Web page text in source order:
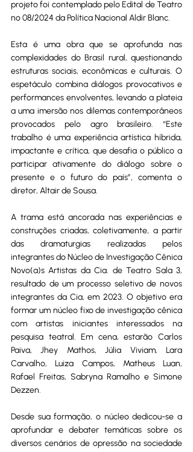
projeto foi contemplado pelo Edital de Teatro
nº 08/2024 da Política Nacional Aldir Blanc.
Esta é uma obra que se aprofunda nas
complexidades do Brasil rural, questionando
estruturas sociais, econômicas e culturais. O
espetáculo combina diálogos provocativos e
performances envolventes, levando a plateia
a uma imersão nos dilemas contemporâneos
provocados pelo agro brasileiro. “Este
trabalho é uma experiência artística híbrida,
impactante e crítica, que desafia o público a
participar ativamente do diálogo sobre o
presente e o futuro do país”, comenta o
diretor, Altair de Sousa.
A trama está ancorada nas experiências e
construções criadas, coletivamente, a partir
das dramaturgias realizadas pelos
integrantes do Núcleo de Investigação Cênica
Novo(a)s Artistas da Cia. de Teatro Sala 3,
resultado de um processo seletivo de novos
integrantes da Cia, em 2023. O objetivo era
formar um núcleo fixo de investigação cênica
com artistas iniciantes interessados na
pesquisa teatral. Em cena, estarão Carlos
Paiva, Jhey Mathos, Júlia Viviam, Lara
Carvalho, Luiza Campos, Matheus Luan,
Rafael Freitas, Sabryna Ramalho e Simone
Dezzen.
Desde sua formação, o núcleo dedicou-se a
aprofundar e debater temáticas sobre os
diversos cenários de opressão na sociedade